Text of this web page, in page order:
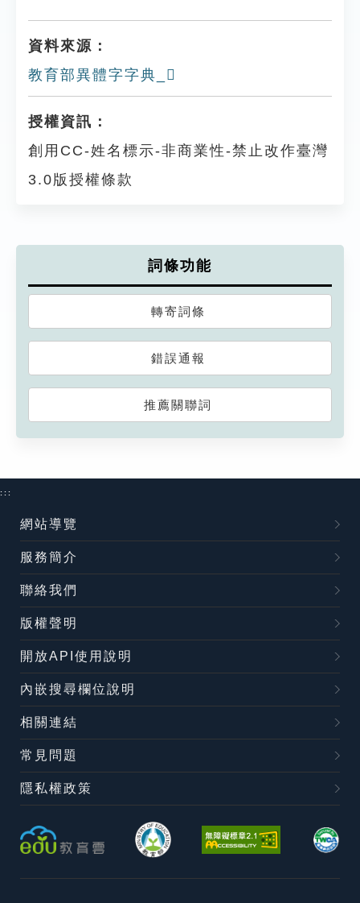
資料來源：
教育部異體字字典_𡦼
授權資訊：
創用CC-姓名標示-非商業性-禁止改作臺灣
3.0版授權條款
詞條功能
轉寄詞條
錯誤通報
推薦關聯詞
:::
網站導覽
服務簡介
聯絡我們
版權聲明
開放API使用說明
內嵌搜尋欄位說明
相關連結
常見問題
隱私權政策